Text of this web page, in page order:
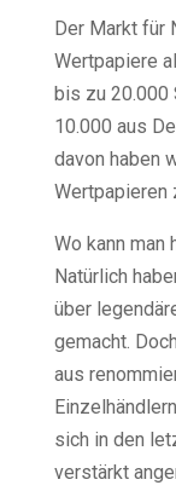
Der Markt für
Wertpapiere
bis zu 20.000
10.000 aus
davon haben
Wertpapieren
Wo kann man
Natürlich
über
gemacht.
aus
sich in den
verstärkt